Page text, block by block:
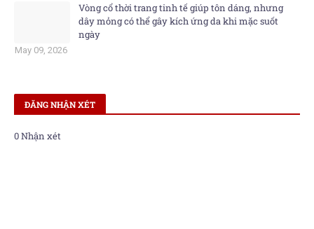
Vòng cổ thời trang tinh tế giúp tôn dáng, nhưng
dây mỏng có thể gây kích ứng da khi mặc suốt
ngày
May 09, 2026
ĐĂNG NHẬN XÉT
0 Nhận xét